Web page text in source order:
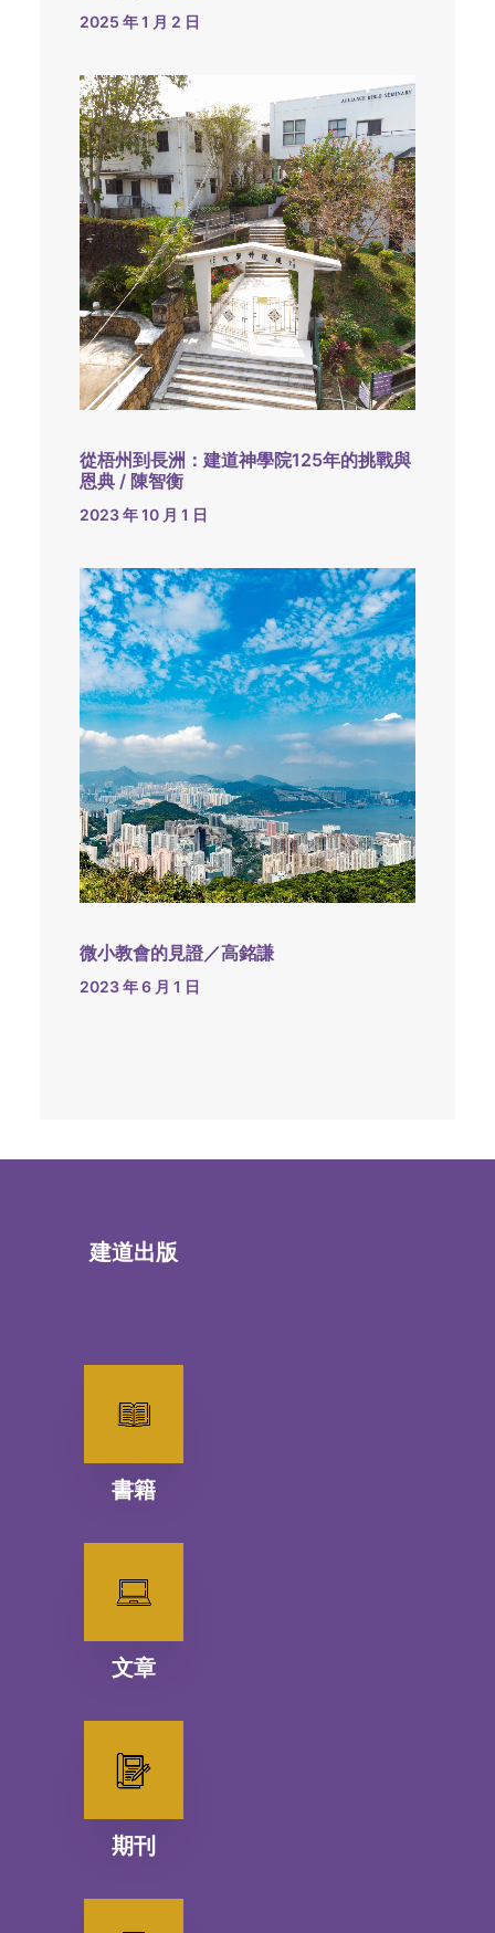
2025 年 1 月 2 日
從梧州到長洲：建道神學院125年的挑戰與
恩典 / 陳智衡
2023 年 10 月 1 日
微小教會的見證／高銘謙
2023 年 6 月 1 日
建道出版
書籍
文章
期刊